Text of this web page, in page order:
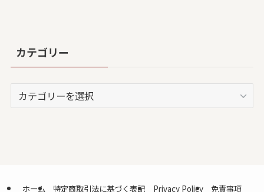
カテゴリー
テ
ホーム 特定商取引法に基づく表記 Privacy Policy 免責事項